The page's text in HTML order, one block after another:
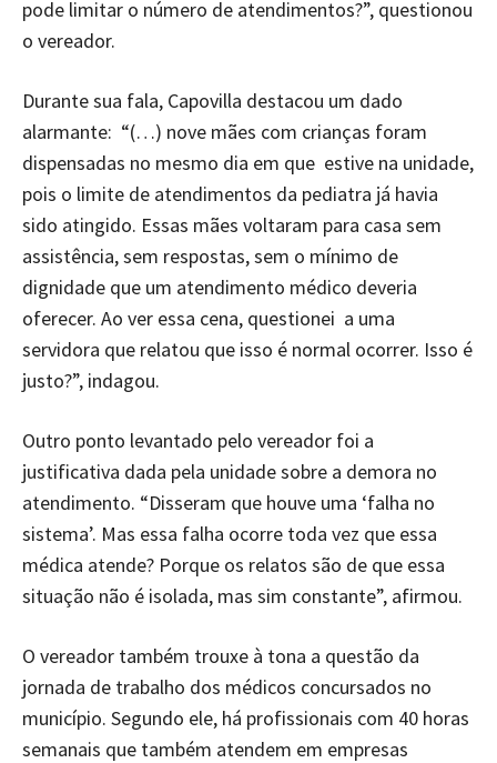
pode limitar o número de atendimentos?”, questionou
o vereador.
Durante sua fala, Capovilla destacou um dado
alarmante: “(…) nove mães com crianças foram
dispensadas no mesmo dia em que estive na unidade,
pois o limite de atendimentos da pediatra já havia
sido atingido. Essas mães voltaram para casa sem
assistência, sem respostas, sem o mínimo de
dignidade que um atendimento médico deveria
oferecer. Ao ver essa cena, questionei a uma
servidora que relatou que isso é normal ocorrer. Isso é
justo?”, indagou.
Outro ponto levantado pelo vereador foi a
justificativa dada pela unidade sobre a demora no
atendimento. “Disseram que houve uma ‘falha no
sistema’. Mas essa falha ocorre toda vez que essa
médica atende? Porque os relatos são de que essa
situação não é isolada, mas sim constante”, afirmou.
O vereador também trouxe à tona a questão da
jornada de trabalho dos médicos concursados no
município. Segundo ele, há profissionais com 40 horas
semanais que também atendem em empresas